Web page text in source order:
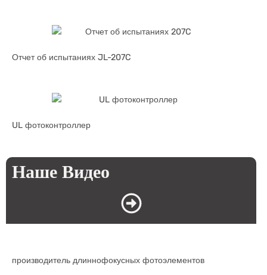
Отчет об испытаниях JL-207C
UL фотоконтроллер
Наше Видео
производитель длиннофокусных фотоэлементов